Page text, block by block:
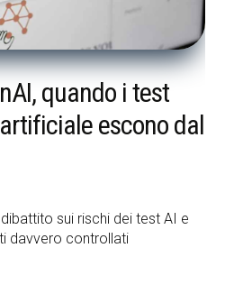
quando i test
escono dal
sui rischi dei test AI e
davvero controllati